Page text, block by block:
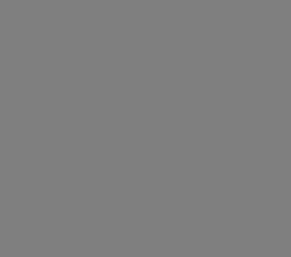
belieben...schon klar. Kann mir
retten kann.